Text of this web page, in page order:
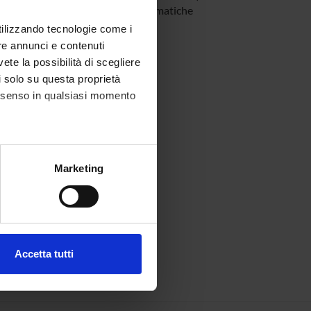
tecnologie come i
annunci e contenuti
la possibilità di scegliere
su questa proprietà
in qualsiasi momento
metro,Marketing
Accetta tutti
e sale audio video informatiche
(incarico istituzionale)